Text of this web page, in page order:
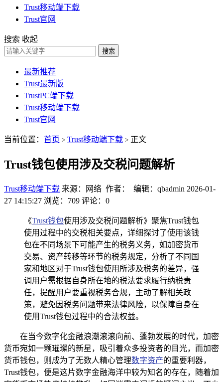
Trust移动端下载
Trust官网
搜索 收起
搜索
最新推荐
Trust最新版
TrustPC端下载
Trust移动端下载
Trust官网
当前位置： 首页 > Trust移动端下载 > 正文
Trust钱包使用涉及交税问题解析
Trust移动端下载 来源：网络 作者： 编辑：qbadmin 2026-01-
27 14:15:27 浏览：709 评论：0
《Trust钱包使用涉及交税问题解析》聚焦Trust钱包
使用过程中的交税相关要点，详细探讨了使用该钱
包在不同场景下可能产生的税务义务，如加密货币
交易、资产转移等环节的税务规定，分析了不同国
家和地区对于Trust钱包使用所涉及税务的差异，强
调用户需根据自身所在地的税法要求履行纳税责
任，提醒用户要重视税务合规，主动了解相关政
策，避免因税务问题带来法律风险，以保障自身在
使用Trust钱包过程中的合法权益。
在当今数字化金融浪潮滚滚向前、蓬勃发展的时代，加密
货币宛如一颗璀璨的新星，吸引着众多投资者的目光，而加密
货币钱包，则成为了无数人精心管理数字资产的重要利器，
Trust钱包，便是这片数字金融海洋中较为知名的存在，随着加